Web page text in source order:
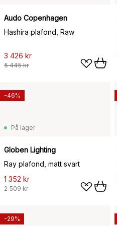
Audo Copenhagen
Hashira plafond, Raw
3 426 kr
5 445 kr
På lager
Globen Lighting
Ray plafond, matt svart
1 352 kr
2 509 kr
-46%
-29%